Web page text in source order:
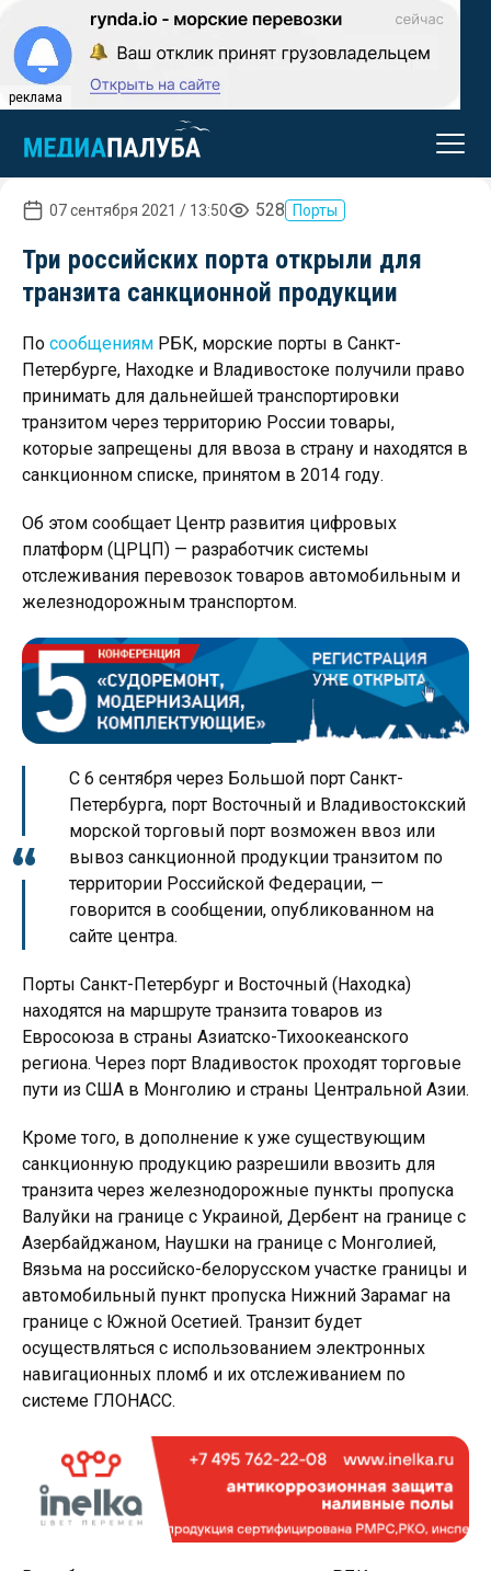
реклама
07 сентября 2021 / 13:50 528 Порты
Три российских порта открыли для
транзита санкционной продукции
По сообщениям РБК, морские порты в Санкт-
Петербурге, Находке и Владивостоке получили право
принимать для дальнейшей транспортировки
транзитом через территорию России товары,
которые запрещены для ввоза в страну и находятся в
санкционном списке, принятом в 2014 году.
Об этом сообщает Центр развития цифровых
платформ (ЦРЦП) — разработчик системы
отслеживания перевозок товаров автомобильным и
железнодорожным транспортом.
С 6 сентября через Большой порт Санкт-
Петербурга, порт Восточный и Владивостокский
морской торговый порт возможен ввоз или
вывоз санкционной продукции транзитом по
территории Российской Федерации, —
говорится в сообщении, опубликованном на
сайте центра.
Порты Санкт-Петербург и Восточный (Находка)
находятся на маршруте транзита товаров из
Евросоюза в страны Азиатско-Тихоокеанского
региона. Через порт Владивосток проходят торговые
пути из США в Монголию и страны Центральной Азии.
Кроме того, в дополнение к уже существующим
санкционную продукцию разрешили ввозить для
транзита через железнодорожные пункты пропуска
Валуйки на границе с Украиной, Дербент на границе с
Азербайджаном, Наушки на границе с Монголией,
Вязьма на российско-белорусском участке границы и
автомобильный пункт пропуска Нижний Зарамаг на
границе с Южной Осетией. Транзит будет
осуществляться с использованием электронных
навигационных пломб и их отслеживанием по
системе ГЛОНАСС.